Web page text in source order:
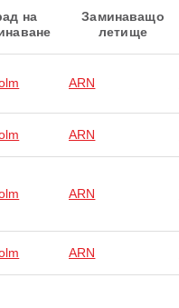
на
Заминаващо
летище
ARN
ARN
ARN
ARN